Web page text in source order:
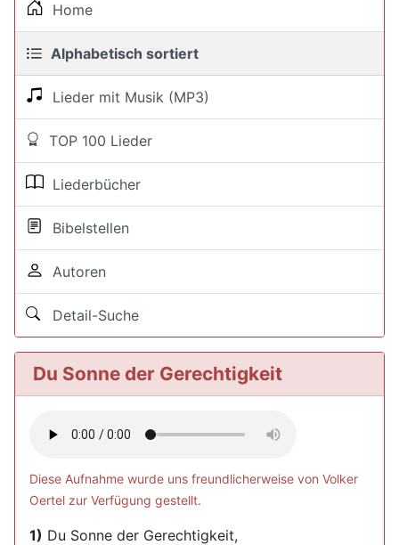
Home
Alphabetisch sortiert
Lieder mit Musik (MP3)
TOP 100 Lieder
Liederbücher
Bibelstellen
Autoren
Detail-Suche
Du Sonne der Gerechtigkeit
Diese Aufnahme wurde uns freundlicherweise von Volker
Oertel zur Verfügung gestellt.
1) Du Sonne der Gerechtigkeit,